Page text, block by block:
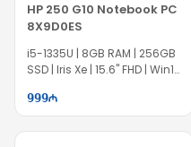
HP 250 G10 Notebook PC
8X9D0ES
i5-1335U | 8GB RAM | 256GB
SSD | Iris Xe | 15.6" FHD | Win11
999